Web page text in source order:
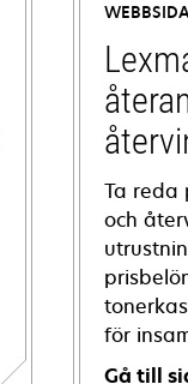
Ta reda
och
för
Gå till